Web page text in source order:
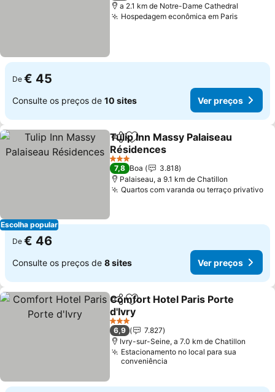
a 2.1 km de Notre-Dame Cathedral
Hospedagem econômica em Paris
De € 45
Consulte os preços de 10 sites Ver preços
Escolha popular
PartilharAdicionar aos favoritos
Tulip Inn Massy Palaiseau
Résidences
3 Estrelas
7,8 Boa
3.818
Palaiseau, a 9.1 km de Chatillon
Quartos com varanda ou terraço privativo
De € 46
Consulte os preços de 8 sites Ver preços
PartilharAdicionar aos favoritos
Comfort Hotel Paris Porte
d'Ivry
3 Estrelas
6,9
7.827
Ivry-sur-Seine, a 7.0 km de Chatillon
Estacionamento no local para sua
conveniência